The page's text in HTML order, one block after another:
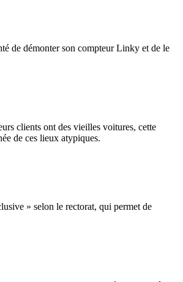
de démonter son compteur Linky et de le
clients ont des vieilles voitures, cette
de ces lieux atypiques.
» selon le rectorat, qui permet de